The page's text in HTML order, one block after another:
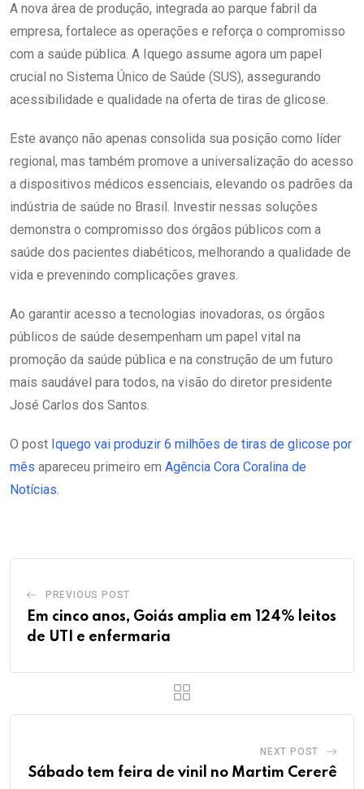
A nova área de produção, integrada ao parque fabril da
empresa, fortalece as operações e reforça o compromisso
com a saúde pública. A Iquego assume agora um papel
crucial no Sistema Único de Saúde (SUS), assegurando
acessibilidade e qualidade na oferta de tiras de glicose.
Este avanço não apenas consolida sua posição como líder
regional, mas também promove a universalização do acesso
a dispositivos médicos essenciais, elevando os padrões da
indústria de saúde no Brasil. Investir nessas soluções
demonstra o compromisso dos órgãos públicos com a
saúde dos pacientes diabéticos, melhorando a qualidade de
vida e prevenindo complicações graves.
Ao garantir acesso a tecnologias inovadoras, os órgãos
públicos de saúde desempenham um papel vital na
promoção da saúde pública e na construção de um futuro
mais saudável para todos, na visão do diretor presidente
José Carlos dos Santos.
O post Iquego vai produzir 6 milhões de tiras de glicose por
mês apareceu primeiro em Agência Cora Coralina de
Notícias.
PREVIOUS POST
Em cinco anos, Goiás amplia em 124% leitos
de UTI e enfermaria
NEXT POST
Sábado tem feira de vinil no Martim Cererê